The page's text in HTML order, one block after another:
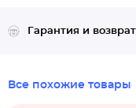
Гарантия и возврат
Все похожие товары